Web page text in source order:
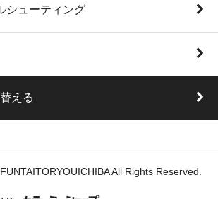
シューティング
える
All Rights Reserved.